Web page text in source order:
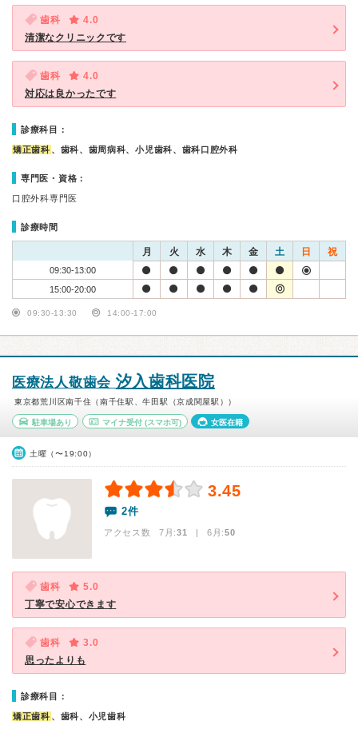
歯科
4.0
清潔なクリニックです
歯科
4.0
対応は良かったです
診療科目：
矯正歯科 、歯科、歯周病科、小児歯科、歯科口腔外科
専門医・資格：
口腔外科専門医
診療時間
月 火 水 木 金 土 日 祝
09:30-13:00
15:00-20:00
09:30-13:30 14:00-17:00
医療法人敬歯会 汐入歯科医院
東京都荒川区南千住（南千住駅、牛田駅（京成関屋駅））
駐車場あり マイナ受付(スマホ可) 女医在籍
土曜（〜19:00）
3.45
2件
アクセス数 7月:31 | 6月:50
歯科
5.0
丁寧で安心できます
歯科
3.0
思ったよりも
診療科目：
矯正歯科 、歯科、小児歯科